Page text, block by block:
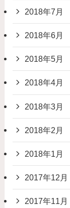
2018年7月
2018年6月
2018年5月
2018年4月
2018年3月
2018年2月
2018年1月
2017年12月
2017年11月